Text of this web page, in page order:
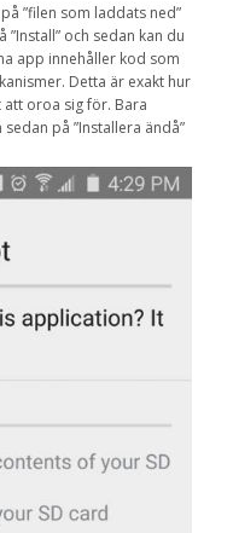
”filen som laddats ned”
och sedan kan du
app innehåller kod som
Detta är exakt hur
att oroa sig för. Bara
på ”Installera ändå”